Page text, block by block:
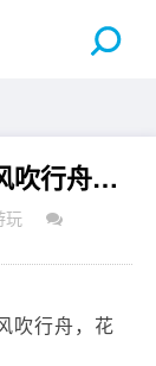
幽意无断绝，此去随所偶。晚风吹行舟，花路入溪口。
玩
吹行舟，花